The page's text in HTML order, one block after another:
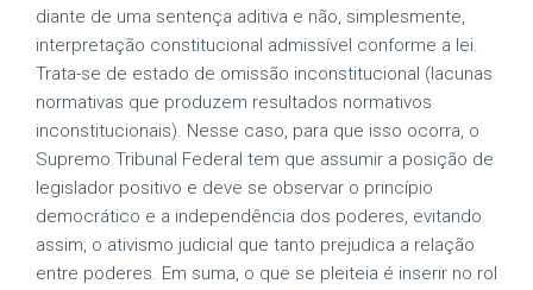
diante de uma sentença aditiva e não, simplesmente,
interpretação constitucional admissível conforme a lei.
Trata-se de estado de omissão inconstitucional (lacunas
normativas que produzem resultados normativos
inconstitucionais). Nesse caso, para que isso ocorra, o
Supremo Tribunal Federal tem que assumir a posição de
legislador positivo e deve se observar o princípio
democrático e a independência dos poderes, evitando
assim, o ativismo judicial que tanto prejudica a relação
entre poderes. Em suma, o que se pleiteia é inserir no rol